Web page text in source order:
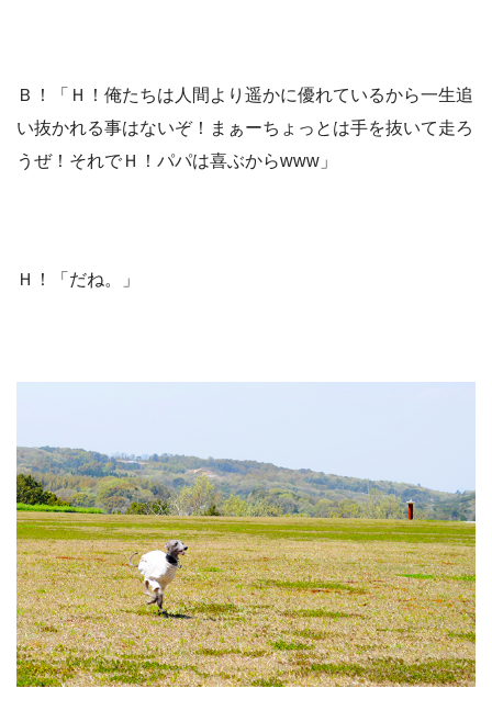
Ｂ！「Ｈ！俺たちは人間より遥かに優れているから一生追
い抜かれる事はないぞ！まぁーちょっとは手を抜いて走ろ
うぜ！それでＨ！パパは喜ぶからwww」
Ｈ！「だね。」